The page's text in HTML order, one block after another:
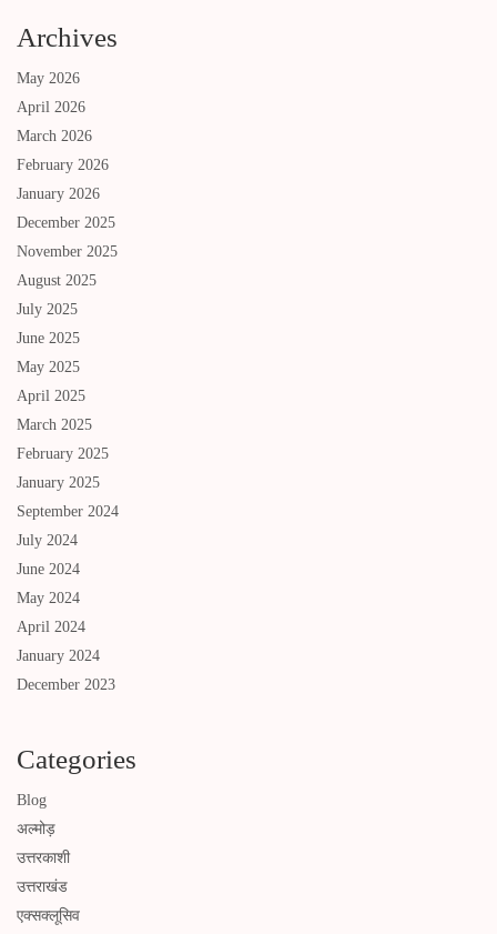
Archives
May 2026
April 2026
March 2026
February 2026
January 2026
December 2025
November 2025
August 2025
July 2025
June 2025
May 2025
April 2025
March 2025
February 2025
January 2025
September 2024
July 2024
June 2024
May 2024
April 2024
January 2024
December 2023
Categories
Blog
अल्मोड़
उत्तरकाशी
उत्तराखंड
एक्सक्लूसिव